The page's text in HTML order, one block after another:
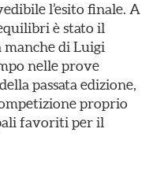
l’esito finale. A
è stato il
di Luigi
nelle prove
passata edizione,
proprio
favoriti per il